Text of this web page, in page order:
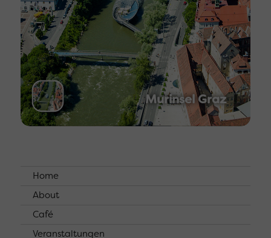
Murinsel Graz
Home
About
Café
Veranstaltungen